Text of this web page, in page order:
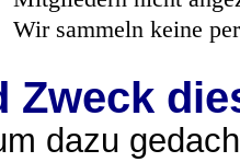
Wir sammeln keine
Zweck
dazu